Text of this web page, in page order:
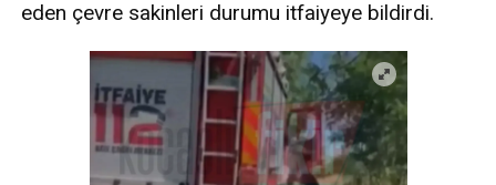
eden çevre sakinleri durumu itfaiyeye bildirdi.